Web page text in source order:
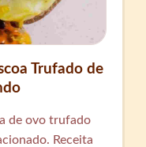
Trufado de
de ovo trufado
Receita